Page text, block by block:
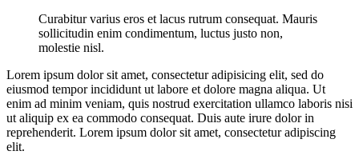
Curabitur varius eros et lacus rutrum consequat. Mauris
sollicitudin enim condimentum, luctus justo non,
molestie nisl.
Lorem ipsum dolor sit amet, consectetur adipisicing elit, sed do
eiusmod tempor incididunt ut labore et dolore magna aliqua. Ut
enim ad minim veniam, quis nostrud exercitation ullamco laboris nisi
ut aliquip ex ea commodo consequat. Duis aute irure dolor in
reprehenderit. Lorem ipsum dolor sit amet, consectetur adipiscing
elit.